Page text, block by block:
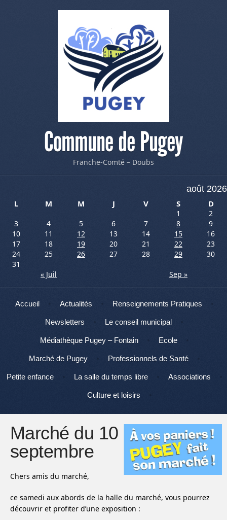
Commune de Pugey
Franche-Comté – Doubs
août 2026
L
M M J V S D
1
2
3
4 5 6 7 8
9
10
11 12 13 14 15
16
17
18 19 20 21 22
23
24
25 26 27 28 29
30
31
« Juil
Sep »
Menu
Aller au contenu
Accueil Actualités Renseignements Pratiques
Newsletters Le conseil municipal
Médiathèque Pugey – Fontain Ecole
Marché de Pugey Professionnels de Santé
Petite enfance La salle du temps libre Associations
Culture et loisirs
Marché du 10
septembre
Chers amis du marché,
ce samedi aux abords de la halle du marché, vous pourrez
découvrir et profiter d’une exposition :